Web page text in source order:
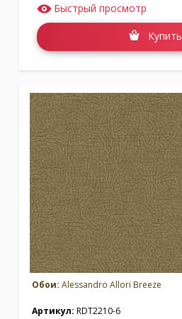
Быстрый просмотр
Купить
Обои: Alessandro Allori Breeze
Артикул: RDT2210-6